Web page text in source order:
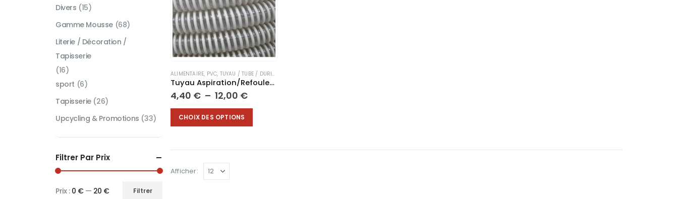
ALIMENTAIRE, PVC, TUYAU / TUBE / DURITE
Tuyau Aspiration/Refoulement – Alimentaire GARDEN SUPER
4,40 € – 12,00 €Plage
CHOIX DES OPTIONS
Ce
produit
Les
Afficher:
Divers (15)
Gamme Mousse (68)
Literie / Décoration /
Tapisserie
(16)
sport (6)
Tapisserie (26)
Upcycling & Promotions (33)
Filtrer Par Prix
Filtrer
Prix : 0 €— 20 €